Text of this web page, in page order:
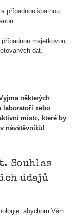
případnou špatnou
majetkovou
dat.
některých
laboratoří nebo
místo, které by
návštěvníků!
Souhlas
údajů
abychom Vám